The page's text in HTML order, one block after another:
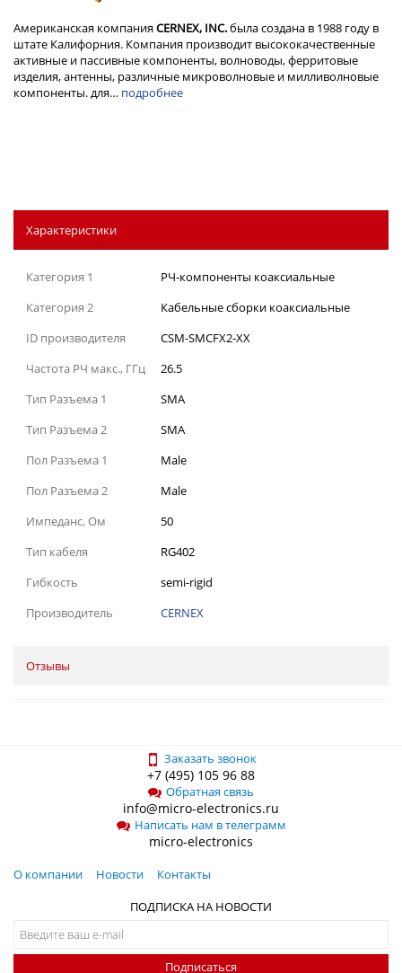
Американская компанияCERNEX, INC.была создана в 1988 году в
штате Калифорния. Компания производит высококачественные
активные и пассивные компоненты, волноводы, ферритовые
изделия, антенны, различные микроволновые и милливолновые
компоненты. для… подробнее
Характеристики
Категория 1
РЧ-компоненты коаксиальные
Категория 2
Кабельные сборки коаксиальные
ID производителя
CSM-SMCFX2-XX
Частота РЧ макс., ГГц
26.5
Тип Разъема 1
SMA
Тип Разъема 2
SMA
Пол Разъема 1
Male
Пол Разъема 2
Male
Импеданс, Ом
50
Тип кабеля
RG402
Гибкость
semi-rigid
Производитель
CERNEX
Отзывы
Заказать звонок
+7 (495) 105 96 88
Обратная связь
info@micro-electronics.ru
Написать нам в телеграмм
micro-electronics
О компании Новости
Контакты
ПОДПИСКА НА НОВОСТИ
Подписаться